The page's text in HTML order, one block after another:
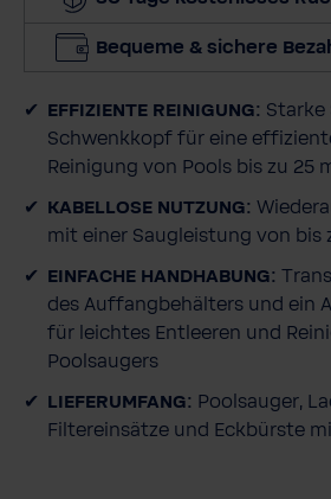
Bequeme & sichere
EFFIZIENTE REINIGUNG: Starke
Schwenkkopf für eine
Reinigung von Pools bis zu 25
KABELLOSE NUTZUNG:
mit einer Saugleistung von bis
EINFACHE HANDHABUNG:
des Auffangbehälters und ein
für leichtes Entleeren und
Poolsaugers
LIEFERUMFANG: Poolsauger,
Filtereinsätze und Eckbürste